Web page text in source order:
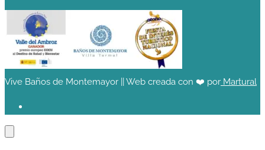
Vive Baños de Montemayor || Web creada con ❤️ por Martural